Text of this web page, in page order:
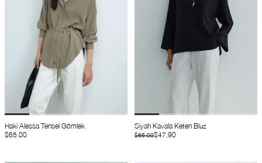
Haki Alessa Tensel Gömlek
$65.00
Siyah Kavala Keten Bluz
$47.90
$65.00